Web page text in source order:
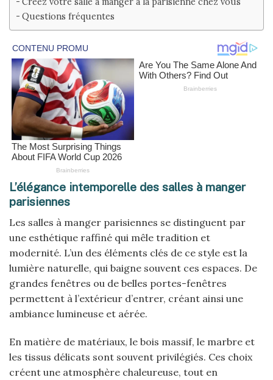
Questions fréquentes
L’élégance intemporelle des salles à manger
parisiennes
Les salles à manger parisiennes se distinguent par
une esthétique raffiné qui mêle tradition et
modernité. L’un des éléments clés de ce style est la
lumière naturelle, qui baigne souvent ces espaces. De
grandes fenêtres ou de belles portes-fenêtres
permettent à l’extérieur d’entrer, créant ainsi une
ambiance lumineuse et aérée.
En matière de matériaux, le bois massif, le marbre et
les tissus délicats sont souvent privilégiés. Ces choix
créent une atmosphère chaleureuse, tout en